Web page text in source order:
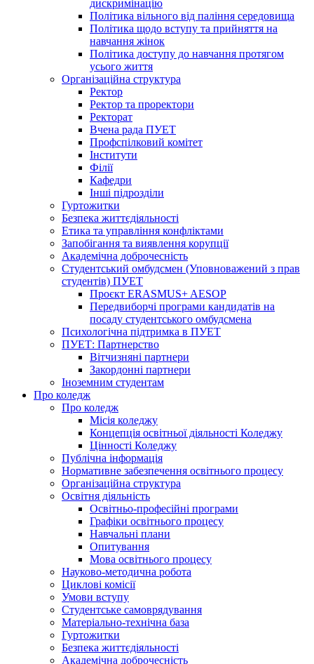
дискримінацію
Політика вільного від паління середовища
Політика щодо вступу та прийняття на
навчання жінок
Політика доступу до навчання протягом
усього життя
Організаційна структура
Ректор
Ректор та проректори
Ректорат
Вчена рада ПУЕТ
Профспілковий комітет
Інститути
Філії
Кафедри
Інші підрозділи
Гуртожитки
Безпека життєдіяльності
Етика та управління конфліктами
Запобігання та виявлення корупції
Академічна доброчесність
Студентський омбудсмен (Уповноважений з прав
студентів) ПУЕТ
Проєкт ERASMUS+ AESOP
Передвиборчі програми кандидатів на
посаду студентського омбудсмена
Психологічна підтримка в ПУЕТ
ПУЕТ: Партнерство
Вітчизняні партнери
Закордонні партнери
Іноземним студентам
Про коледж
Про коледж
Місія коледжу
Концепція освітньої діяльності Коледжу
Цінності Коледжу
Публічна інформація
Нормативне забезпечення освітнього процесу
Організаційна структура
Освітня діяльність
Освітньо-професійні програми
Графіки освітнього процесу
Навчальні плани
Опитування
Мова освітнього процесу
Науково-методична робота
Циклові комісії
Умови вступу
Студентське самоврядування
Матеріально-технічна база
Гуртожитки
Безпека життєдіяльності
Академічна доброчесність